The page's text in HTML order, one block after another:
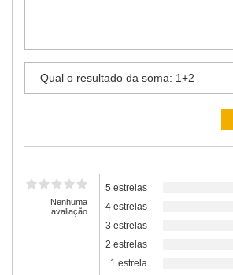
Nenhuma
avaliação
5 estrelas
4 estrelas
3 estrelas
2 estrelas
1 estrela